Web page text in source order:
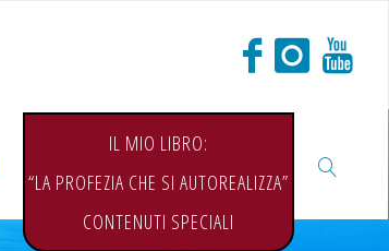
IL MIO LIBRO:
“LA PROFEZIA CHE SI AUTOREALIZZA”
CONTENUTI SPECIALI